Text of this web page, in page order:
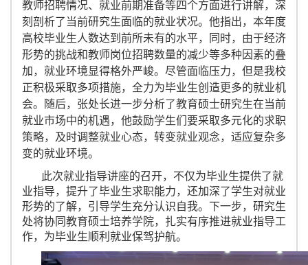
教师招聘情况、就业前期准备等四个方面进行讲解， 深
刻 剖析了当前研究生面临的就业状况。他指出， 本年度
高校毕业生人数达到前所未有的水平，同时，由于经济
形势的挑战和教师岗位招聘数量的减少等多种因素的叠
加，就业环境显得格外严峻。尽管面临压力，但是我校
正积极采取多项措施，全力为毕业生创造更多的就业机
会。
随后，张处长进一步分析了教育硕士研究生在当前
就业市场中的机遇，他鼓励学生们要采取多元化的求职
策略，及时调整就业心态， 转变就业观念， 适应复杂多
变的就业环境。
此次就业指导讲座的召开，不仅为毕业生提供了就
业指导，提升了毕业生求职能力，还加深了学生对就业
形势的了解，引导学生充分认识自我。下一步，研究生
处将协同教育硕士培养学院，扎实有序推进就业指导工
作，为毕业生顺利就业保驾护航。